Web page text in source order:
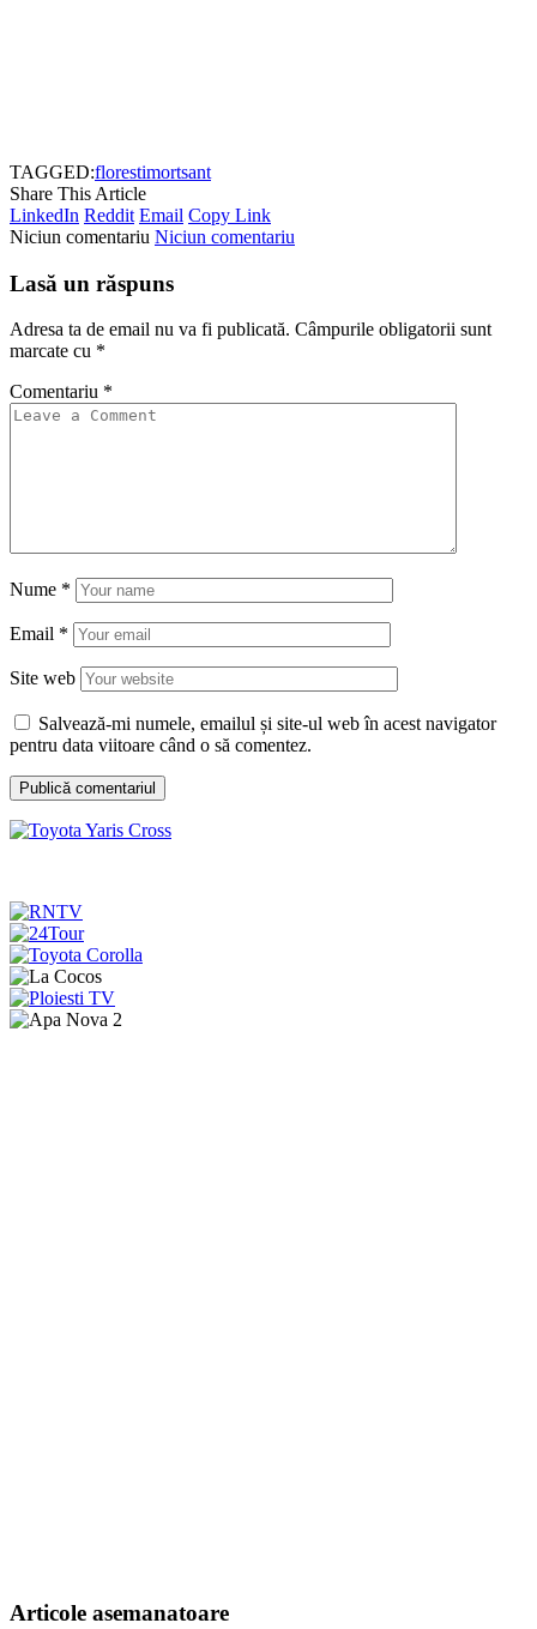
TAGGED:florestimortsant
Share This Article
LinkedIn Reddit Email Copy Link
Niciun comentariu Niciun comentariu
Lasă un răspuns
Adresa ta de email nu va fi publicată. Câmpurile obligatorii sunt
marcate cu *
Comentariu *
Nume *
Email *
Site web
Salvează-mi numele, emailul și site-ul web în acest navigator
pentru data viitoare când o să comentez.
Articole asemanatoare